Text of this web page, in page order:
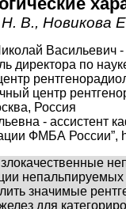
В., Новикова
Васильевич -
директора по
центр
Россия
-
ФМБА России”,
значимые
для